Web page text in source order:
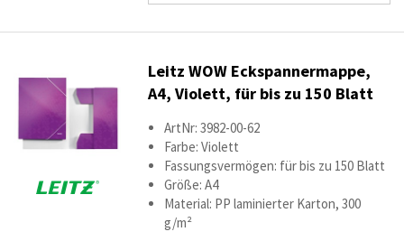
Leitz WOW Eckspannermappe,
A4, Violett, für bis zu 150 Blatt
ArtNr: 3982-00-62
Farbe: Violett
Fassungsvermögen: für bis zu 150 Blatt
Größe: A4
Material: PP laminierter Karton, 300
g/m²